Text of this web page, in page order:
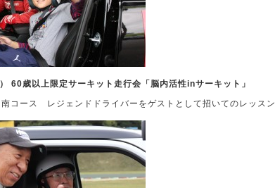
60歳以上限定サーキット走行会「脳内活性inサーキット」
コース レジェンドドライバーをゲストとして招いてのレッスン